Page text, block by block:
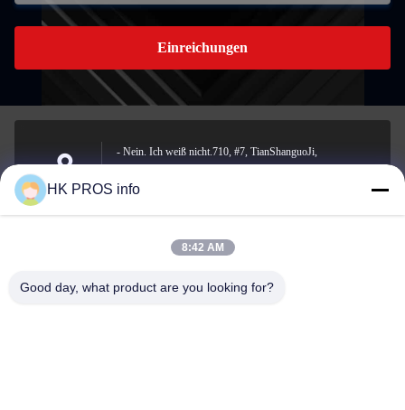
Einreichungen
Anschrift
- Nein. Ich weiß nicht.710, #7, TianShanguoJi,
Yanjiao, Sanhe, Provinz
E-Mail-Adresse
info@chppros.com
HK PROS info
8:42 AM
Good day, what product are you looking for?